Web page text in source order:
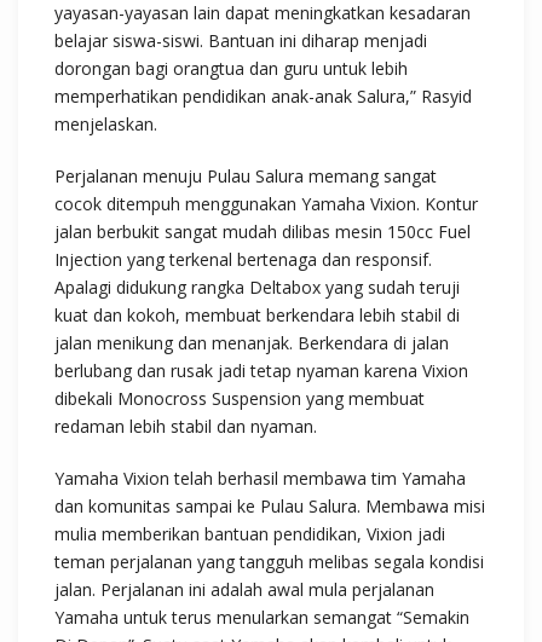
yayasan-yayasan lain dapat meningkatkan kesadaran
belajar siswa-siswi. Bantuan ini diharap menjadi
dorongan bagi orangtua dan guru untuk lebih
memperhatikan pendidikan anak-anak Salura,” Rasyid
menjelaskan.
Perjalanan menuju Pulau Salura memang sangat
cocok ditempuh menggunakan Yamaha Vixion. Kontur
jalan berbukit sangat mudah dilibas mesin 150cc Fuel
Injection yang terkenal bertenaga dan responsif.
Apalagi didukung rangka Deltabox yang sudah teruji
kuat dan kokoh, membuat berkendara lebih stabil di
jalan menikung dan menanjak. Berkendara di jalan
berlubang dan rusak jadi tetap nyaman karena Vixion
dibekali Monocross Suspension yang membuat
redaman lebih stabil dan nyaman.
Yamaha Vixion telah berhasil membawa tim Yamaha
dan komunitas sampai ke Pulau Salura. Membawa misi
mulia memberikan bantuan pendidikan, Vixion jadi
teman perjalanan yang tangguh melibas segala kondisi
jalan. Perjalanan ini adalah awal mula perjalanan
Yamaha untuk terus menularkan semangat “Semakin